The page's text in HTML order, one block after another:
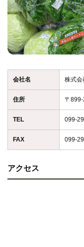
通信販売
当農園の野菜を使った
ブログ
会社名 株式会
住所 〒
TEL 099-
FAX 099-
アクセス